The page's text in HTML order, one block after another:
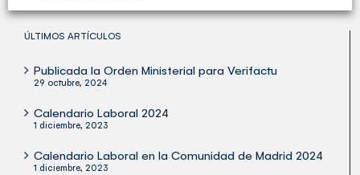
ÚLTIMOS ARTÍCULOS
Publicada la Orden Ministerial para Verifactu
29 octubre, 2024
Calendario Laboral 2024
1 diciembre, 2023
Calendario Laboral en la Comunidad de Madrid 2024
1 diciembre, 2023